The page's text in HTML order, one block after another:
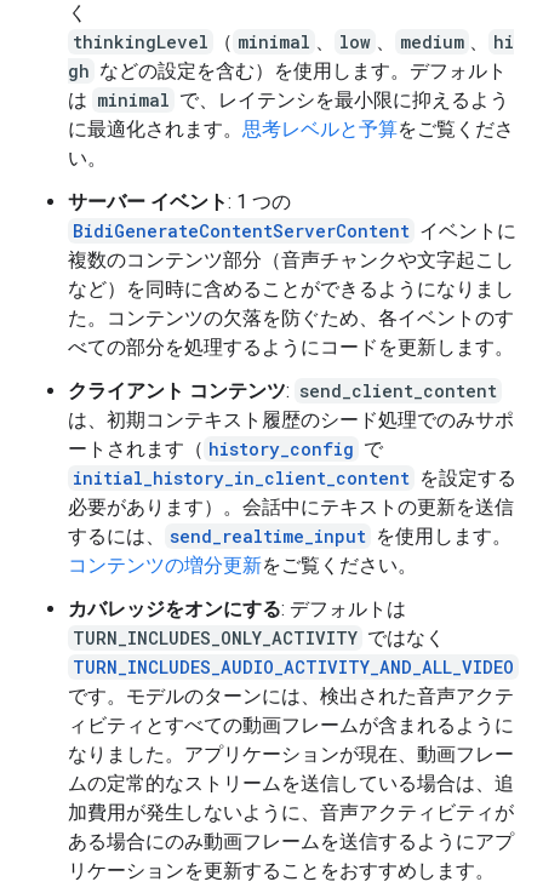
く
thinkingLevel
（ minimal 、 low 、 medium 、
hi
gh などの設定を含む）を使用します。デフォルト
は minimal で、レイテンシを最小限に抑えるよう
に最適化されます。 思考レベルと予算をご覧くださ
い。
サーバー イベント: 1 つの
BidiGenerateContentServerContent イベントに
複数のコンテンツ部分（音声チャンクや文字起こし
など）を同時に含めることができるようになりまし
た。コンテンツの欠落を防ぐため、各イベントのす
べての部分を処理するようにコードを更新します。
クライアント コンテンツ: send_client_content
は、初期コンテキスト履歴のシード処理でのみサポ
ートされます（ history_config で
initial_history_in_client_content を設定する
必要があります）。会話中にテキストの更新を送信
するには、
send_realtime_input を使用します。
コンテンツの増分更新をご覧ください。
カバレッジをオンにする: デフォルトは
TURN_INCLUDES_ONLY_ACTIVITY ではなく
TURN_INCLUDES_AUDIO_ACTIVITY_AND_ALL_VIDEO
です。モデルのターンには、検出された音声アクテ
ィビティとすべての動画フレームが含まれるように
なりました。アプリケーションが現在、動画フレー
ムの定常的なストリームを送信している場合は、追
加費用が発生しないように、音声アクティビティが
ある場合にのみ動画フレームを送信するようにアプ
リケーションを更新することをおすすめします。